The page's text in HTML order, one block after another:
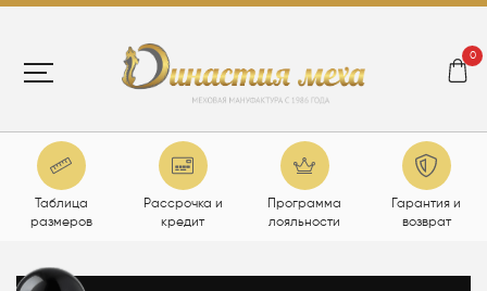
0
Таблица
размеров
Рассрочка и
кредит
Программа
лояльности
Гарантия и
возврат